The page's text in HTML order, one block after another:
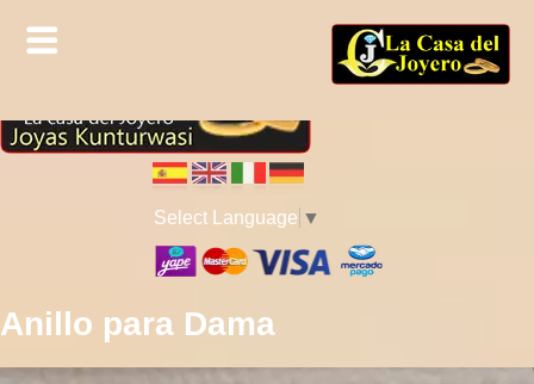
Select Language ▼
Anillo para Dama